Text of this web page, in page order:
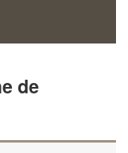
de